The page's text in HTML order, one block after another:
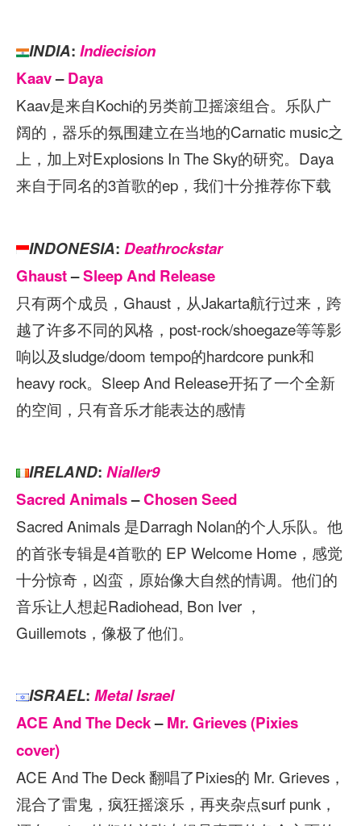
INDIA: Indiecision
Kaav–Daya
Kaav是来自Kochi的另类前卫摇滚组合。乐队广
阔的，器乐的氛围建立在当地的Carnatic music之
上，加上对Explosions In The Sky的研究。Daya
来自于同名的3首歌的ep，我们十分推荐你下载
INDONESIA: Deathrockstar
Ghaust–Sleep And Release
只有两个成员，Ghaust，从Jakarta航行过来，跨
越了许多不同的风格，post-rock/shoegaze等等影
响以及sludge/doom tempo的hardcore punk和
heavy rock。Sleep And Release开拓了一个全新
的空间，只有音乐才能表达的感情
IRELAND: Nialler9
Sacred Animals–Chosen Seed
Sacred Animals 是Darragh Nolan的个人乐队。他
的首张专辑是4首歌的 EP Welcome Home，感觉
十分惊奇，凶蛮，原始像大自然的情调。他们的
音乐让人想起Radiohead, Bon Iver ，
Guillemots，像极了他们。
ISRAEL: Metal Israel
ACE And The Deck–Mr. Grieves (Pixies
cover)
ACE And The Deck 翻唱了Pixies的 Mr. Grieves，
混合了雷鬼，疯狂摇滚乐，再夹杂点surf punk，